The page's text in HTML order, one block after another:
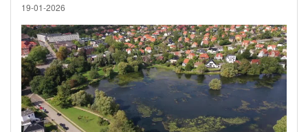
19-01-2026